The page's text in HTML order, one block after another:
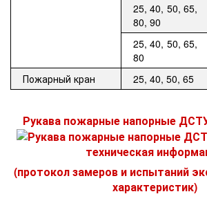
25, 40, 50, 65,
80, 90
25, 40, 50, 65,
80
Пожарный кран 25, 40, 50, 65
Рукава пожарные напорные
техническая
(протокол замеров и испытаний
характеристик)